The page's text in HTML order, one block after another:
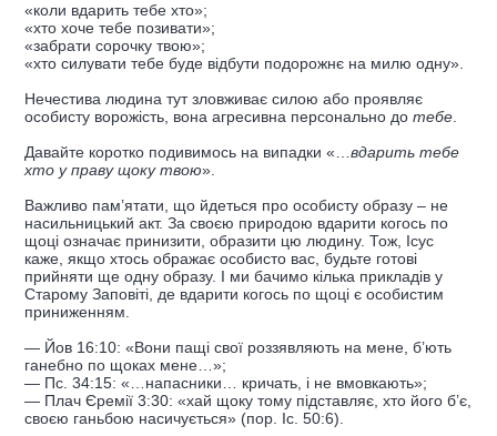
«коли вдарить тебе хто»;
«хто хоче тебе позивати»;
«забрати сорочку твою»;
«хто силувати тебе буде відбути подорожнє на милю одну».
Нечестива людина тут зловживає силою або проявляє
особисту ворожість, вона агресивна персонально до тебе
Давайте коротко подивимось на випадки «… вдарить тебе
хто у праву щоку твою».
Важливо пам’ятати, що йдеться про особисту образу – не
насильницький акт. За своєю природою вдарити когось по
щоці означає принизити, образити цю людину. Тож, Ісус
каже, якщо хтось ображає особисто вас, будьте готові
прийняти ще одну образу. І ми бачимо кілька прикладів у
Старому Заповіті, де вдарити когось по щоці є особистим
приниженням.
— Йов 16:10: «Вони пащі свої роззявляють на мене, б’ють
ганебно по щоках мене…»;
— Пс. 34:15: «…напасники… кричать, і не вмовкають»;
— Плач Єремії 3:30: «хай щоку тому підставляє, хто його б’є,
своєю ганьбою насичується» (пор. Іс. 50:6).